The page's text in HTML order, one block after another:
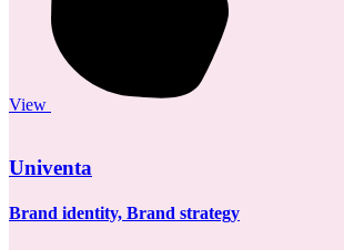
View
Univenta
Brand identity, Brand strategy